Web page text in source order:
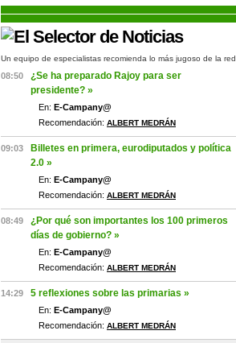
Un equipo de especialistas recomienda lo más jugoso de la red
08:50
¿Se ha preparado Rajoy para ser
presidente? »
En: E-Campany@
Recomendación: ALBERT MEDRÁN
09:03
Billetes en primera, eurodiputados y política
2.0 »
En: E-Campany@
Recomendación: ALBERT MEDRÁN
08:49
¿Por qué son importantes los 100 primeros
días de gobierno? »
En: E-Campany@
Recomendación: ALBERT MEDRÁN
14:29 5 reflexiones sobre las primarias »
En: E-Campany@
Recomendación: ALBERT MEDRÁN